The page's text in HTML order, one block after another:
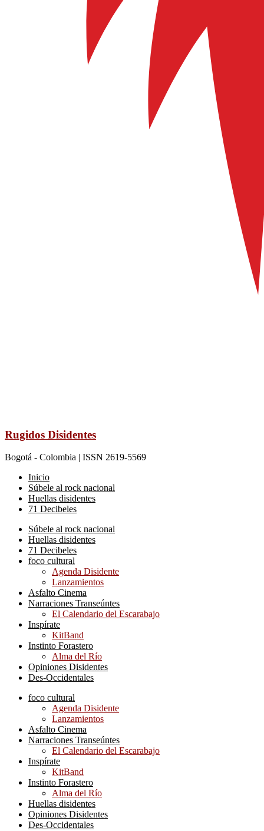
Rugidos Disidentes
Bogotá - Colombia | ISSN 2619-5569
Inicio
Súbele al rock nacional
Huellas disidentes
71 Decibeles
Súbele al rock nacional
Huellas disidentes
71 Decibeles
foco cultural
Agenda Disidente
Lanzamientos
Asfalto Cinema
Narraciones Transeúntes
El Calendario del Escarabajo
Inspírate
KitBand
Instinto Forastero
Alma del Río
Opiniones Disidentes
Des-Occidentales
foco cultural
Agenda Disidente
Lanzamientos
Asfalto Cinema
Narraciones Transeúntes
El Calendario del Escarabajo
Inspírate
KitBand
Instinto Forastero
Alma del Río
Huellas disidentes
Opiniones Disidentes
Des-Occidentales